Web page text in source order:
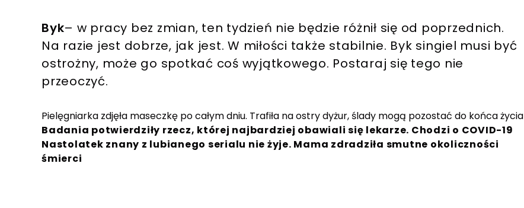
Byk– w pracy bez zmian, ten tydzień nie będzie różnił się od poprzednich.
Na razie jest dobrze, jak jest. W miłości także stabilnie. Byk singiel musi być
ostrożny, może go spotkać coś wyjątkowego. Postaraj się tego nie
przeoczyć.
Pielęgniarka zdjęła maseczkę po całym dniu. Trafiła na ostry dyżur, ślady mogą pozostać do końca życia
Badania potwierdziły rzecz, której najbardziej obawiali się lekarze. Chodzi o COVID-19
Nastolatek znany z lubianego serialu nie żyje. Mama zdradziła smutne okoliczności
śmierci